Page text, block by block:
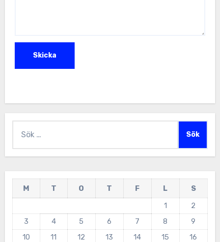
efter:
M T O T F L
S
1
2
3
4 5 6 7 8
9
10
11 12 13 14 15
16